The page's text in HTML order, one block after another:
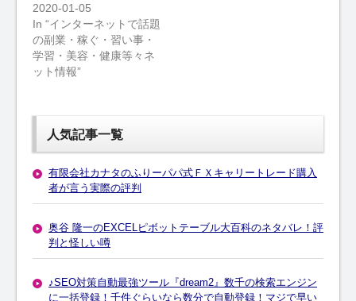
2020-01-05
In “インターネットで話題
の副業・稼ぐ・習い事・
学習・美容・健康等々ネ
ット情報”
人気記事一覧
有限会社カナタのふりーパパ式ＦＸキャリートレード購入
者が言う実際の評判
奥谷 隆一のEXCELピボットテーブル大百科のネタバレ！評
判と怪しい噂
♪SEO対策自動最強ツール『dream2』数千の検索エンジン
に一括登録！千件ぐらいなら数分で自動登録！マジで早い